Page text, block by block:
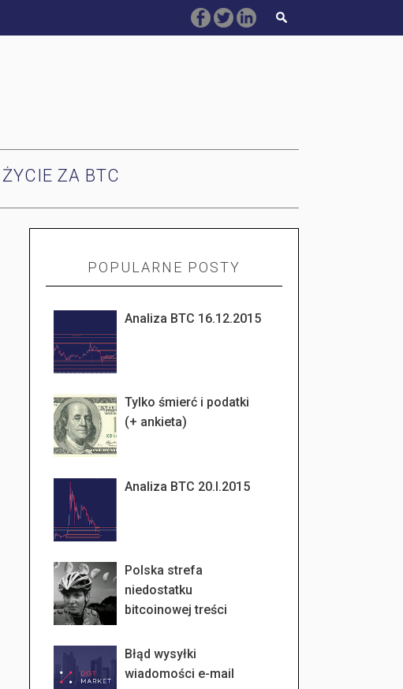
ŻYCIE ZA BTC
POPULARNE POSTY
Analiza BTC 16.12.2015
Tylko śmierć i podatki
(+ ankieta)
Analiza BTC 20.I.2015
Polska strefa
niedostatku
bitcoinowej treści
Błąd wysyłki
wiadomości e-mail